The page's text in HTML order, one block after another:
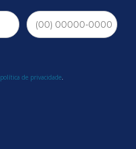
política de privacidade.